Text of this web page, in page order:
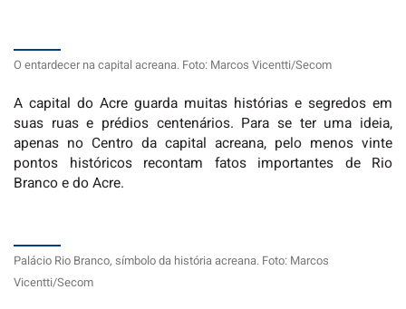
O entardecer na capital acreana. Foto: Marcos Vicentti/Secom
A capital do Acre guarda muitas histórias e segredos em
suas ruas e prédios centenários. Para se ter uma ideia,
apenas no Centro da capital acreana, pelo menos vinte
pontos históricos recontam fatos importantes de Rio
Branco e do Acre.
Palácio Rio Branco, símbolo da história acreana. Foto: Marcos
Vicentti/Secom